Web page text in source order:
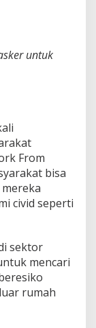
untuk
From
bisa
civid seperti
sektor
mencari
rumah